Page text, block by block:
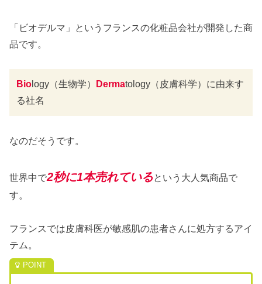
「ビオデルマ」というフランスの化粧品会社が開発した商
品です。
Bio logy（生物学） Dermatology（皮膚科学）に由来す
る社名
なのだそうです。
世界中で2秒に1本売れているという大人気商品で
す。
フランスでは皮膚科医が敏感肌の患者さんに処方するアイ
テム。